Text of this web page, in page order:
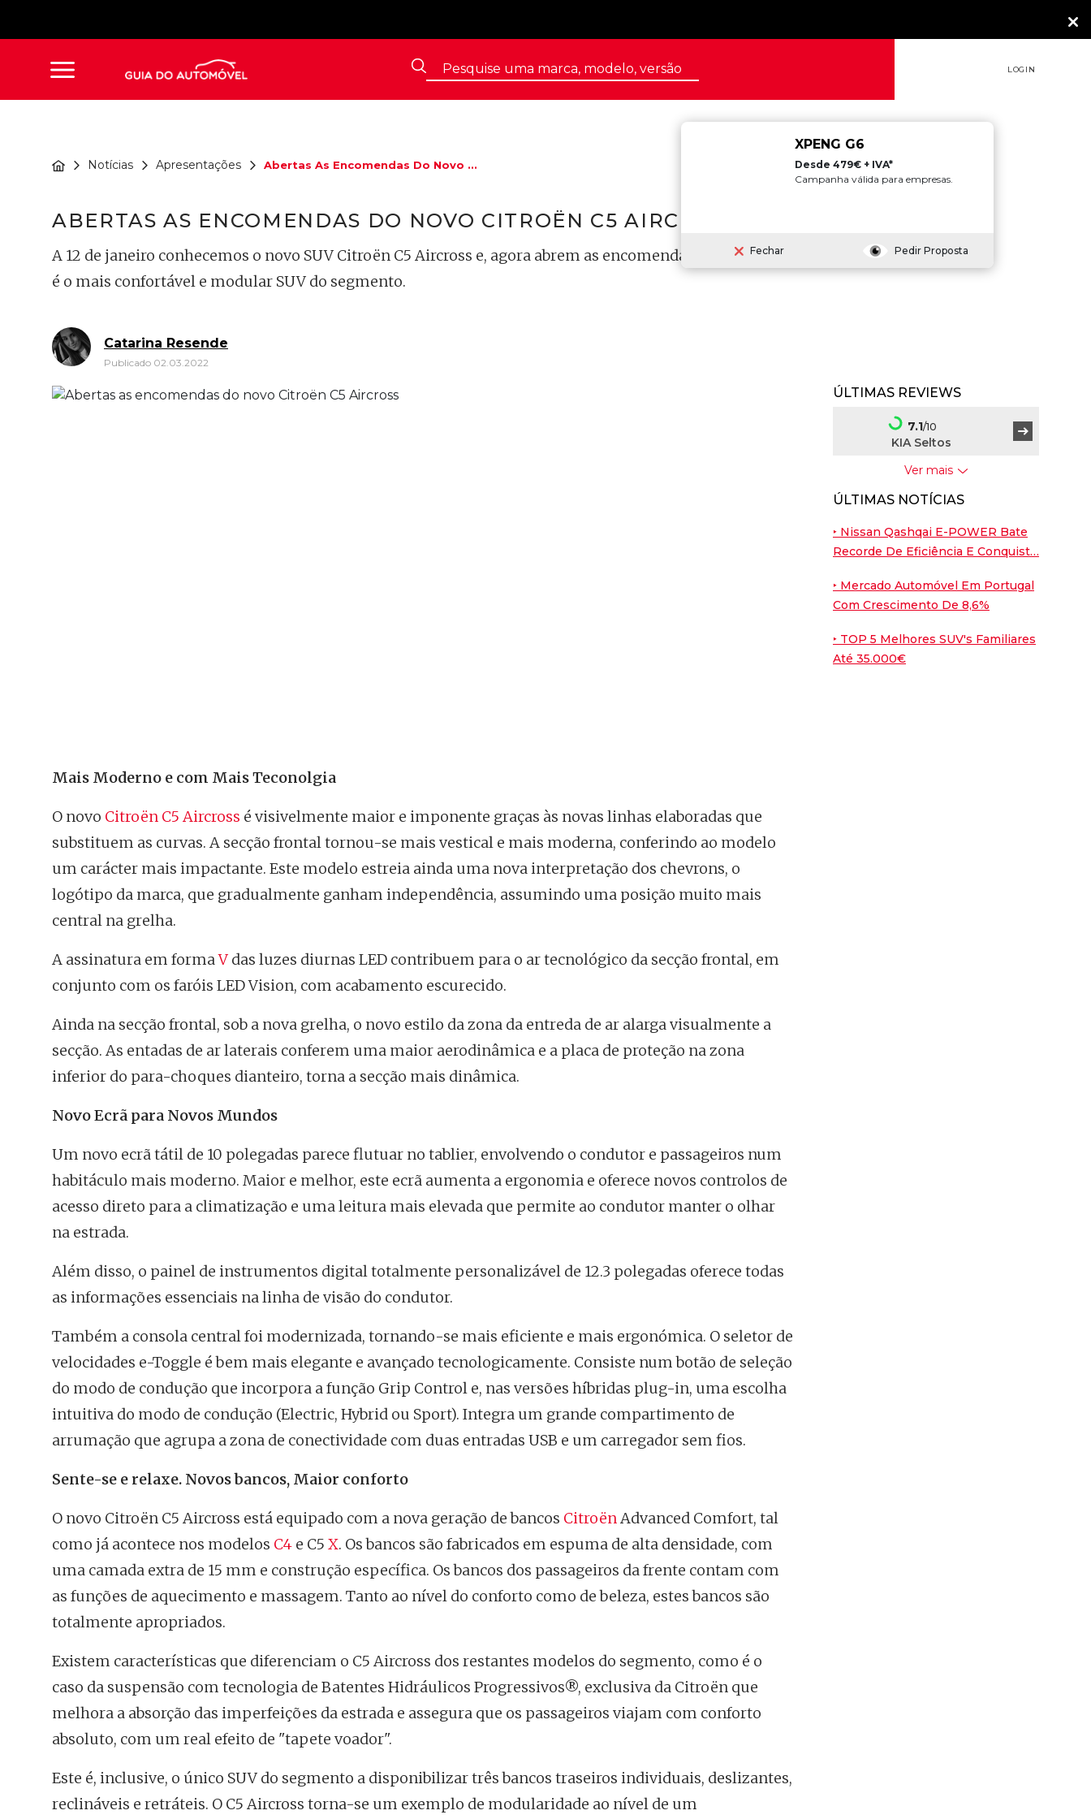
LOGIN
Notícias Apresentações Abertas As Encomendas Do Novo ...
ABERTAS AS ENCOMENDAS DO NOVO CITROËN C5 AIRCROSS
A 12 de janeiro conhecemos o novo SUV Citroën C5 Aircross e, agora abrem as encomendas para este que
é o mais confortável e modular SUV do segmento.
Catarina Resende
Publicado 02.03.2022
Mais Moderno e com Mais Teconolgia
O novo Citroën C5 Aircross é visivelmente maior e imponente graças às novas linhas elaboradas que
substituem as curvas. A secção frontal tornou-se mais vestical e mais moderna, conferindo ao modelo
um carácter mais impactante. Este modelo estreia ainda uma nova interpretação dos chevrons, o
logótipo da marca, que gradualmente ganham independência, assumindo uma posição muito mais
central na grelha.
A assinatura em formaV das luzes diurnas LED contribuem para o ar tecnológico da secção frontal, em
conjunto com os faróis LED Vision, com acabamento escurecido.
Ainda na secção frontal, sob a nova grelha, o novo estilo da zona da entreda de ar alarga visualmente a
secção. As entadas de ar laterais conferem uma maior aerodinâmica e a placa de proteção na zona
inferior do para-choques dianteiro, torna a secção mais dinâmica.
Novo Ecrã para Novos Mundos
Um novo ecrã tátil de 10 polegadas parece flutuar no tablier, envolvendo o condutor e passageiros num
habitáculo mais moderno. Maior e melhor, este ecrã aumenta a ergonomia e oferece novos controlos de
acesso direto para a climatização e uma leitura mais elevada que permite ao condutor manter o olhar
na estrada.
Além disso, o painel de instrumentos digital totalmente personalizável de 12.3 polegadas oferece todas
as informações essenciais na linha de visão do condutor.
Também a consola central foi modernizada, tornando-se mais eficiente e mais ergonómica. O seletor de
velocidades e-Toggle é bem mais elegante e avançado tecnologicamente. Consiste num botão de seleção
do modo de condução que incorpora a função Grip Control e, nas versões híbridas plug-in, uma escolha
intuitiva do modo de condução (Electric, Hybrid ou Sport). Integra um grande compartimento de
arrumação que agrupa a zona de conectividade com duas entradas USB e um carregador sem fios.
Sente-se e relaxe. Novos bancos, Maior conforto
O novo Citroën C5 Aircross está equipado com a nova geração de bancos CitroënAdvanced Comfort, tal
como já acontece nos modelos C4 e C5 X. Os bancos são fabricados em espuma de alta densidade, com
uma camada extra de 15 mm e construção específica. Os bancos dos passageiros da frente contam com
as funções de aquecimento e massagem. Tanto ao nível do conforto como de beleza, estes bancos são
totalmente apropriados.
Existem características que diferenciam o C5 Aircross dos restantes modelos do segmento, como é o
caso da suspensão com tecnologia de Batentes Hidráulicos Progressivos®, exclusiva da Citroën que
melhora a absorção das imperfeições da estrada e assegura que os passageiros viajam com conforto
absoluto, com um real efeito de "tapete voador".
Este é, inclusive, o único SUV do segmento a disponibilizar três bancos traseiros individuais, deslizantes,
reclináveis e retráteis. O C5 Aircross torna-se um exemplo de modularidade ao nível de um
ÚLTIMAS REVIEWS
7.1/10
KIA Seltos
BYD Dolphin G
9/10
Porsche Cayenne
7.6/10
Ver mais
ÚLTIMAS NOTÍCIAS
‣ Nissan Qashqai E-POWER Bate
Recorde De Eficiência E Conquist…
‣ Mercado Automóvel Em Portugal
Com Crescimento De 8,6%
‣ TOP 5 Melhores SUV's Familiares
Até 35.000€
XPENG G6
Desde 479€ + IVA*
Campanha válida para empresas.
Fechar Pedir Proposta